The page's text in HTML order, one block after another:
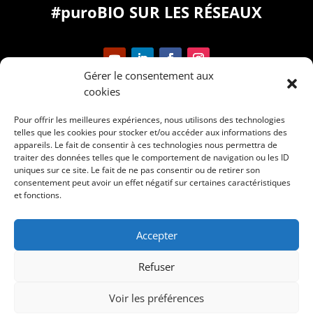
Gérer le consentement aux
cookies
Pour offrir les meilleures expériences, nous utilisons des technologies
telles que les cookies pour stocker et/ou accéder aux informations des
appareils. Le fait de consentir à ces technologies nous permettra de
traiter des données telles que le comportement de navigation ou les ID
uniques sur ce site. Le fait de ne pas consentir ou de retirer son
consentement peut avoir un effet négatif sur certaines caractéristiques
et fonctions.
Accepter
Refuser
Voir les préférences
#puroBIO SUR LES RÉSEAUX
Points de vente–Contacts–Mentions légales–INCI
Mode d’emploi–Actualités
DEVENEZ REVENDEUR PUROBIO COSMETICS
DISTRIBUTEUR EXCLUSIF FRANCE : ALMABIO DISTRIBUTION
1988 Route de L’Almanarre – 83400 HYERES